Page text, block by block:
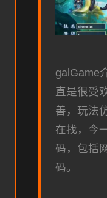
galGame
直是很受
善，玩法
在找，今
码，包括
码。